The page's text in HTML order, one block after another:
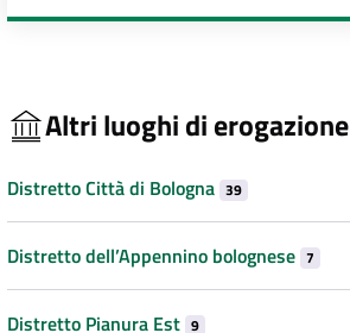
Altri luoghi di erogazione
Distretto Città di Bologna 39
Distretto dell’Appennino bolognese 7
Distretto Pianura Est 9